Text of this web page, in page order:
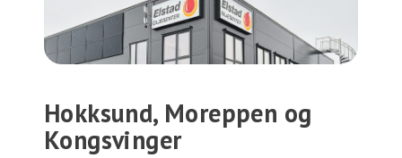
Hokksund, Moreppen og
Kongsvinger